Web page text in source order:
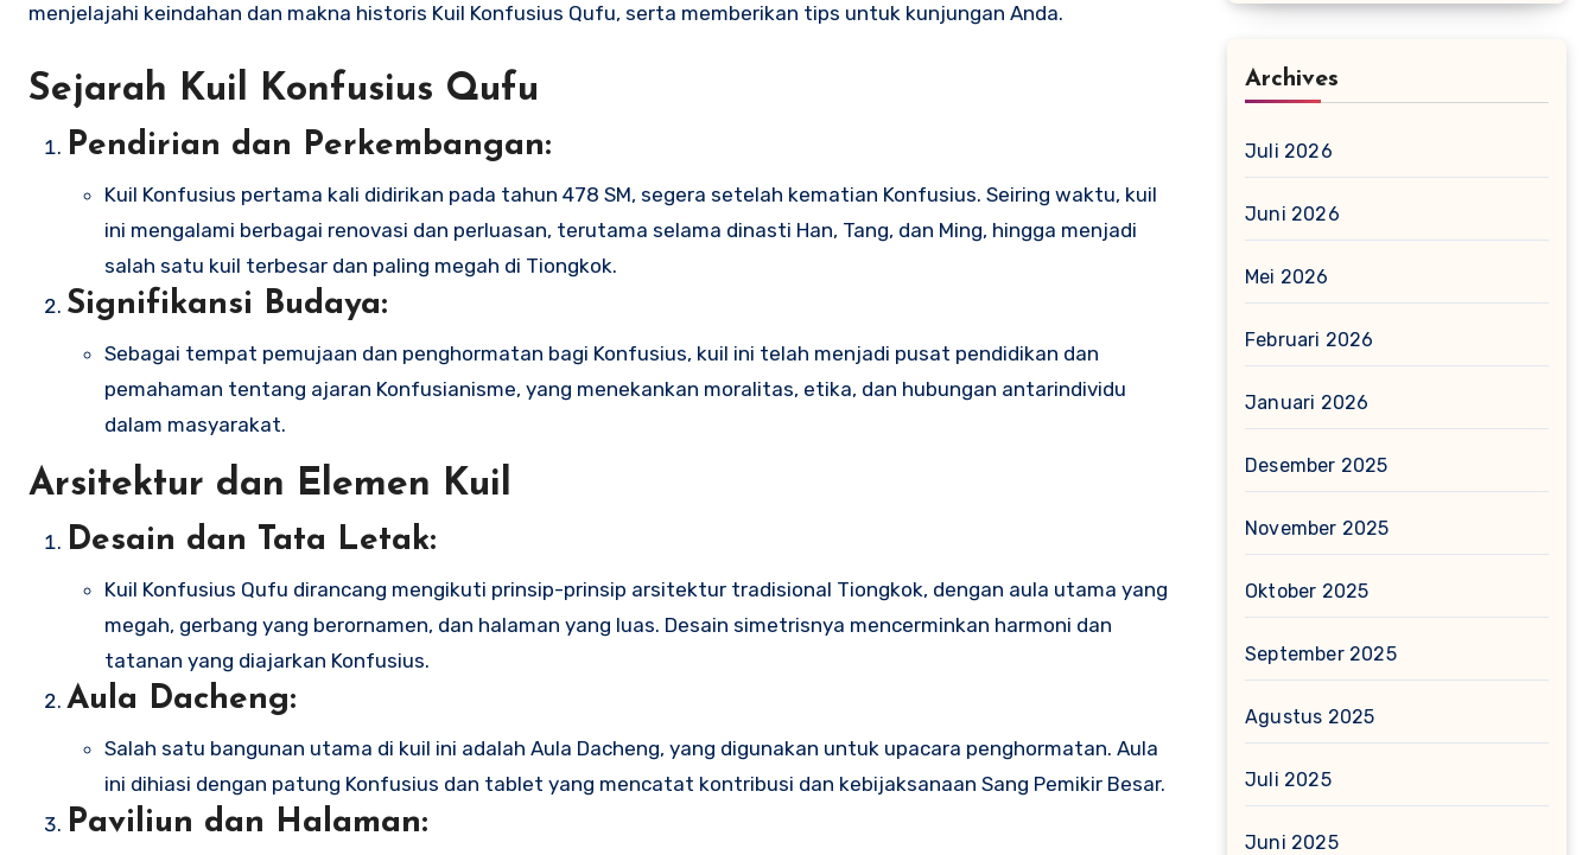
menjelajahi keindahan dan makna historis Kuil Konfusius Qufu, serta memberikan tips untuk kunjungan Anda.
Sejarah Kuil Konfusius Qufu
Pendirian dan Perkembangan:
Kuil Konfusius pertama kali didirikan pada tahun 478 SM, segera setelah kematian Konfusius. Seiring waktu, kuil
ini mengalami berbagai renovasi dan perluasan, terutama selama dinasti Han, Tang, dan Ming, hingga menjadi
salah satu kuil terbesar dan paling megah di Tiongkok.
Signifikansi Budaya:
Sebagai tempat pemujaan dan penghormatan bagi Konfusius, kuil ini telah menjadi pusat pendidikan dan
pemahaman tentang ajaran Konfusianisme, yang menekankan moralitas, etika, dan hubungan antarindividu
dalam masyarakat.
Arsitektur dan Elemen Kuil
Desain dan Tata Letak:
Kuil Konfusius Qufu dirancang mengikuti prinsip-prinsip arsitektur tradisional Tiongkok, dengan aula utama yang
megah, gerbang yang berornamen, dan halaman yang luas. Desain simetrisnya mencerminkan harmoni dan
tatanan yang diajarkan Konfusius.
Aula Dacheng:
Salah satu bangunan utama di kuil ini adalah Aula Dacheng, yang digunakan untuk upacara penghormatan. Aula
ini dihiasi dengan patung Konfusius dan tablet yang mencatat kontribusi dan kebijaksanaan Sang Pemikir Besar.
Paviliun dan Halaman:
Archives
Juli 2026
Juni 2026
Mei 2026
Februari 2026
Januari 2026
Desember 2025
November 2025
Oktober 2025
September 2025
Agustus 2025
Juli 2025
Juni 2025